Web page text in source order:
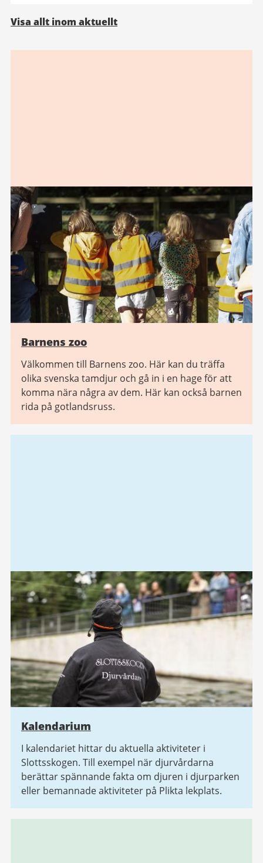
Visa allt inom aktuellt
Barnens zoo
Välkommen till Barnens zoo. Här kan du träffa
olika svenska tamdjur och gå in i en hage för att
komma nära några av dem. Här kan också barnen
rida på gotlandsruss.
Kalendarium
I kalendariet hittar du aktuella aktiviteter i
Slottsskogen. Till exempel när djurvårdarna
berättar spännande fakta om djuren i djurparken
eller bemannade aktiviteter på Plikta lekplats.